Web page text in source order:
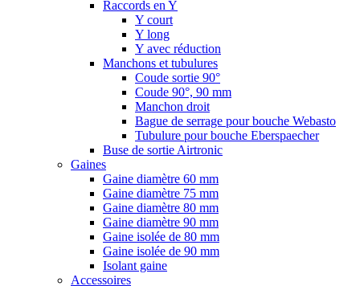
Raccords en Y
Y court
Y long
Y avec réduction
Manchons et tubulures
Coude sortie 90°
Coude 90°, 90 mm
Manchon droit
Bague de serrage pour bouche Webasto
Tubulure pour bouche Eberspaecher
Buse de sortie Airtronic
Gaines
Gaine diamètre 60 mm
Gaine diamètre 75 mm
Gaine diamètre 80 mm
Gaine diamètre 90 mm
Gaine isolée de 80 mm
Gaine isolée de 90 mm
Isolant gaine
Accessoires